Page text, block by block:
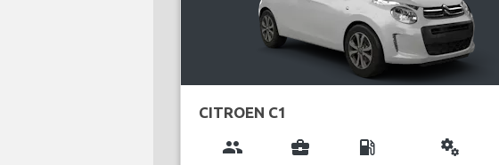
CITROEN C1
group business_center local_gas_station miscellaneous_services